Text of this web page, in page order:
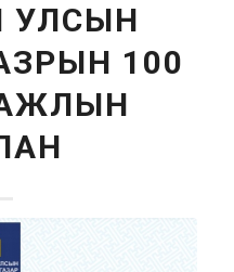
УЛСЫН
100